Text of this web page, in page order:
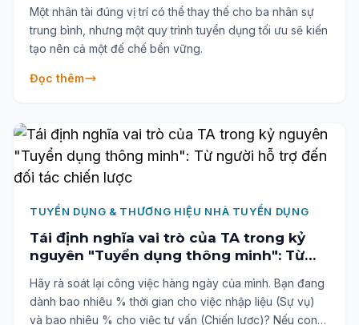
Một nhân tài đúng vị trí có thể thay thế cho ba nhân sự
trung bình, nhưng một quy trình tuyển dụng tối ưu sẽ kiến
tạo nên cả một đế chế bền vững.
Đọc thêm
TUYỂN DỤNG & THƯƠNG HIỆU NHÀ TUYỂN DỤNG
Tái định nghĩa vai trò của TA trong kỷ
nguyên "Tuyển dụng thông minh": Từ
Hãy rà soát lại công việc hàng ngày của mình. Bạn đang
dành bao nhiêu % thời gian cho việc nhập liệu (Sự vụ)
và bao nhiêu % cho việc tư vấn (Chiến lược)? Nếu con